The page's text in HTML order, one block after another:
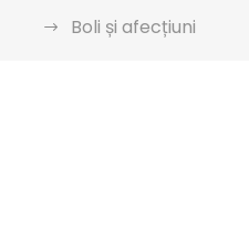
Boli și afecțiuni